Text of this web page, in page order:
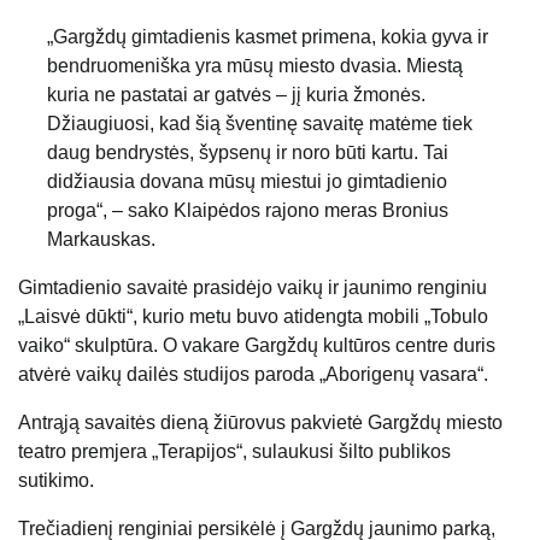
„Gargždų gimtadienis kasmet primena, kokia gyva ir
bendruomeniška yra mūsų miesto dvasia. Miestą
kuria ne pastatai ar gatvės – jį kuria žmonės.
Džiaugiuosi, kad šią šventinę savaitę matėme tiek
daug bendrystės, šypsenų ir noro būti kartu. Tai
didžiausia dovana mūsų miestui jo gimtadienio
proga“, – sako Klaipėdos rajono meras Bronius
Markauskas.
Gimtadienio savaitė prasidėjo vaikų ir jaunimo renginiu
„Laisvė dūkti“, kurio metu buvo atidengta mobili „Tobulo
vaiko“ skulptūra. O vakare Gargždų kultūros centre duris
atvėrė vaikų dailės studijos paroda „Aborigenų vasara“.
Antrąją savaitės dieną žiūrovus pakvietė Gargždų miesto
teatro premjera „Terapijos“, sulaukusi šilto publikos
sutikimo.
Trečiadienį renginiai persikėlė į Gargždų jaunimo parką,